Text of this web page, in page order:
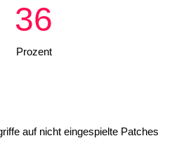
36
Prozent
auf nicht eingespielte Patches